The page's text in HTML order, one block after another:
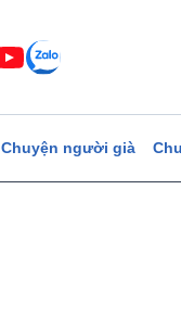
Chuyện người già